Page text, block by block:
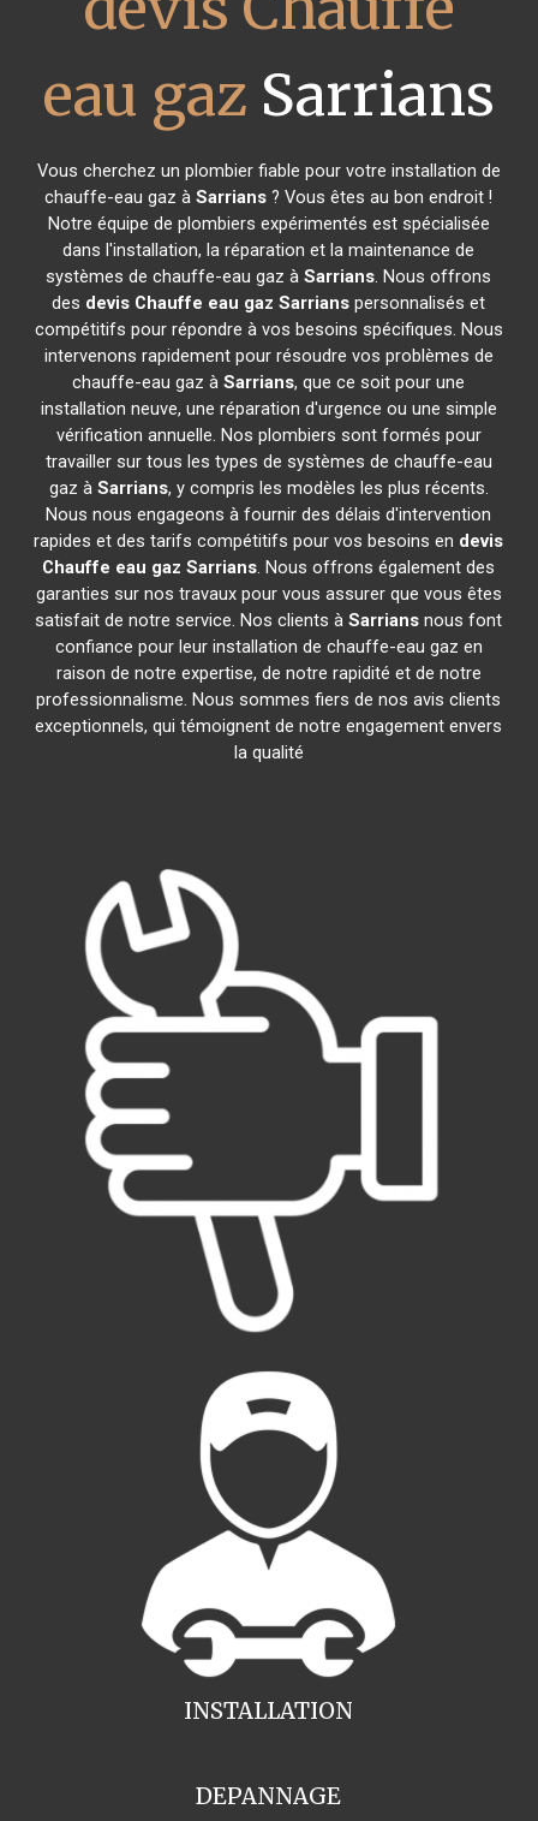
eau gaz Sarrians
Vous cherchez un plombier fiable pour votre installation de
chauffe-eau gaz àSarrians ? Vous êtes au bon endroit !
Notre équipe de plombiers expérimentés est spécialisée
dans l'installation, la réparation et la maintenance de
systèmes de chauffe-eau gaz àSarrians. Nous offrons
des devis Chauffe eau gaz Sarrians personnalisés et
compétitifs pour répondre à vos besoins spécifiques. Nous
intervenons rapidement pour résoudre vos problèmes de
chauffe-eau gaz àSarrians, que ce soit pour une
installation neuve, une réparation d'urgence ou une simple
vérification annuelle. Nos plombiers sont formés pour
travailler sur tous les types de systèmes de chauffe-eau
gaz à Sarrians, y compris les modèles les plus récents.
Nous nous engageons à fournir des délais d'intervention
rapides et des tarifs compétitifs pour vos besoins en devis
Chauffe eau gaz Sarrians. Nous offrons également des
garanties sur nos travaux pour vous assurer que vous êtes
satisfait de notre service. Nos clients àSarrians nous font
confiance pour leur installation de chauffe-eau gaz en
raison de notre expertise, de notre rapidité et de notre
professionnalisme. Nous sommes fiers de nos avis clients
exceptionnels, qui témoignent de notre engagement envers
la qualité
INSTALLATION
DEPANNAGE